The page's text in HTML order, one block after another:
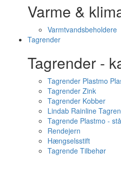
Varme &
Varmtvandsbeholdere
Tagrender
Tagrender -
Tagrender Plastmo
Tagrender Zink
Tagrender Kobber
Lindab Rainline
Tagrende Plastmo -
Rendejern
Hængselsstift
Tagrende Tilbehør